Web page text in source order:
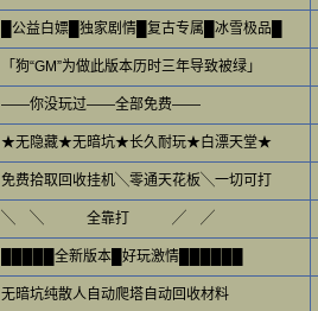
█公益白嫖█独家剧情█复古专属█冰雪极品█
「狗“GM”为做此版本历时三年导致被绿」
——你没玩过——全部免费——
★无隐藏★无暗坑★长久耐玩★白漂天堂★
免费拾取回收挂机╲零通天花板╲一切可打
╲ ╲ 全靠打 ╱ ╱
█████全新版本█好玩激情██████
无暗坑纯散人自动爬塔自动回收材料